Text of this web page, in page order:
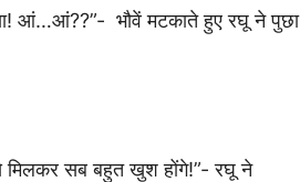
आं…आं??”- भौवें मटकाते हुए रघू ने पुछा
मिलकर सब बहुत खुश होंगे!”- रघू ने